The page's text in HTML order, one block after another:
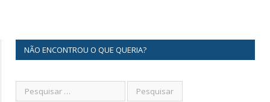
NÃO ENCONTROU O QUE QUERIA?